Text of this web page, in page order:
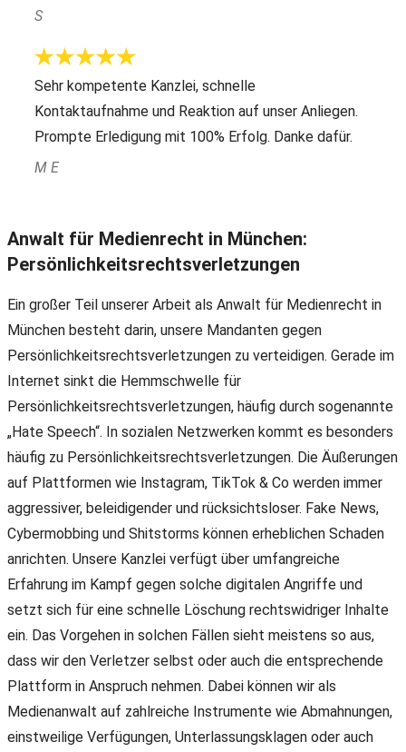
S
Sehr kompetente Kanzlei, schnelle
Kontaktaufnahme und Reaktion auf unser Anliegen.
Prompte Erledigung mit 100% Erfolg. Danke dafür.
M E
Anwalt für Medienrecht in München:
Persönlichkeitsrechtsverletzungen
Ein großer Teil unserer Arbeit als Anwalt für Medienrecht in
München besteht darin, unsere Mandanten gegen
Persönlichkeitsrechtsverletzungen zu verteidigen. Gerade im
Internet sinkt die Hemmschwelle für
Persönlichkeitsrechtsverletzungen, häufig durch sogenannte
„Hate Speech“. In sozialen Netzwerken kommt es besonders
häufig zu Persönlichkeitsrechtsverletzungen. Die Äußerungen
auf Plattformen wie Instagram, TikTok & Co werden immer
aggressiver, beleidigender und rücksichtsloser. Fake News,
Cybermobbing und Shitstorms können erheblichen Schaden
anrichten. Unsere Kanzlei verfügt über umfangreiche
Erfahrung im Kampf gegen solche digitalen Angriffe und
setzt sich für eine schnelle Löschung rechtswidriger Inhalte
ein. Das Vorgehen in solchen Fällen sieht meistens so aus,
dass wir den Verletzer selbst oder auch die entsprechende
Plattform in Anspruch nehmen. Dabei können wir als
Medienanwalt auf zahlreiche Instrumente wie Abmahnungen,
einstweilige Verfügungen, Unterlassungsklagen oder auch